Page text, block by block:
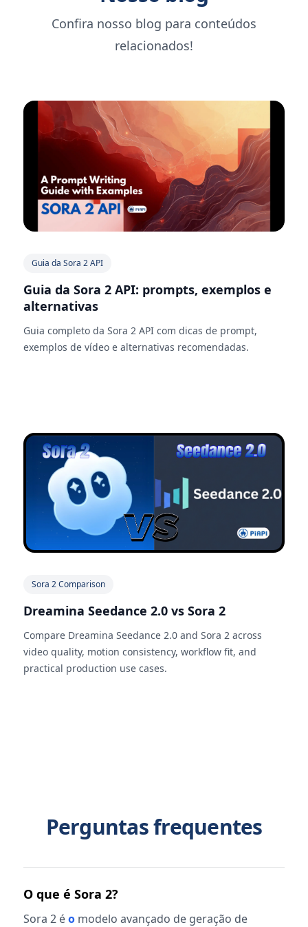
Confira nosso blog para conteúdos
relacionados!
Guia da Sora 2 API
Guia da Sora 2 API: prompts, exemplos e
alternativas
Guia completo da Sora 2 API com dicas de prompt,
exemplos de vídeo e alternativas recomendadas.
Sora 2 Comparison
Dreamina Seedance 2.0 vs Sora 2
Compare Dreamina Seedance 2.0 and Sora 2 across
video quality, motion consistency, workflow fit, and
practical production use cases.
Perguntas frequentes
O que é Sora 2?
Sora 2 éo modelo avançado de geração de